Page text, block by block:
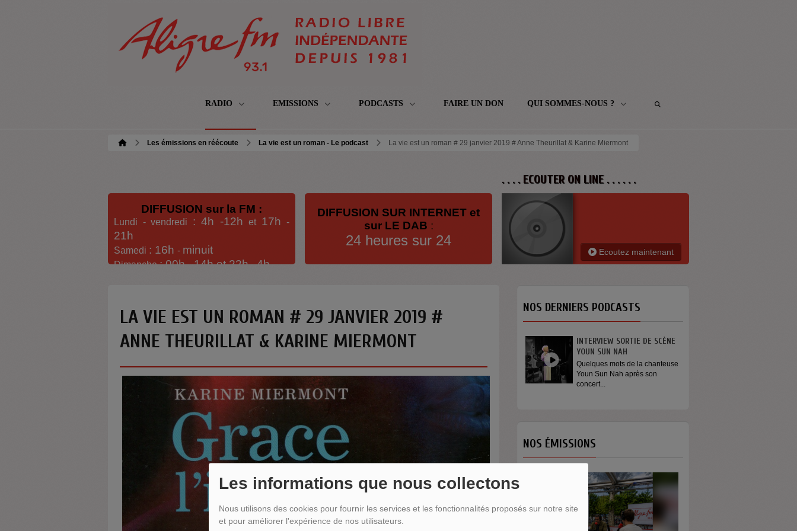
Les informations que nous collectons
Nous utilisons des cookies pour fournir les services et les fonctionnalités proposés sur notre site
et pour améliorer l'expérience de nos utilisateurs.
RADIO EMISSIONS PODCASTS FAIRE UN DON QUI SOMMES-NOUS ?
Les émissions en réécoute La vie est un roman - Le podcast La vie est un roman # 29 janvier 2019 # Anne Theurillat & Karine Miermont
DIFFUSION sur la FM :
Lundi - vendredi : 4h -12h et 17h -
21h
Samedi : 16h - minuit
Dimanche: 00h -14h et 22h-4h
DIFFUSION SUR INTERNET et
sur LE DAB :
24 heures sur 24
. . . . ECOUTER ON LINE . . . . . .
Ecoutez maintenant
LA VIE EST UN ROMAN # 29 JANVIER 2019 #
ANNE THEURILLAT & KARINE MIERMONT
NOS DERNIERS PODCASTS
INTERVIEW SORTIE DE SCÈNE
YOUN SUN NAH
Quelques mots de la chanteuse
Youn Sun Nah après son
concert...
NOS ÉMISSIONS